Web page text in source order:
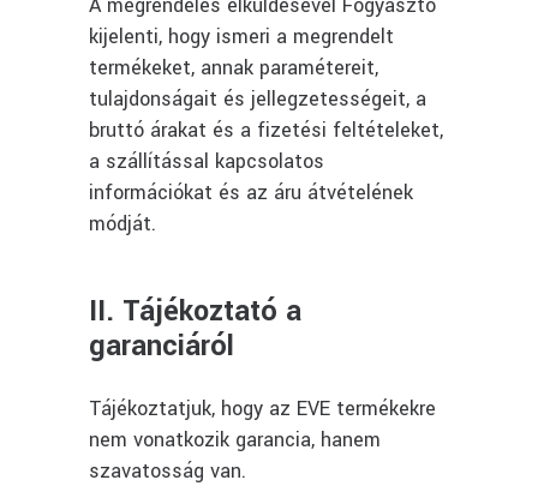
kijelenti, hogy ismeri a megrendelt
termékeket, annak paramétereit,
tulajdonságait és jellegzetességeit, a
bruttó árakat és a fizetési feltételeket,
a szállítással kapcsolatos
információkat és az áru átvételének
módját.
II. Tájékoztató a
garanciáról
Tájékoztatjuk, hogy az EVE termékekre
nem vonatkozik garancia, hanem
szavatosság van.